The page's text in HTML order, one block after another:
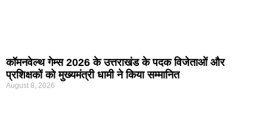
कॉमनवेल्थ गेम्स 2026 के उत्तराखंड के पदक विजेताओं और
प्रशिक्षकों को मुख्यमंत्री धामी ने किया सम्मानित
August 8, 2026